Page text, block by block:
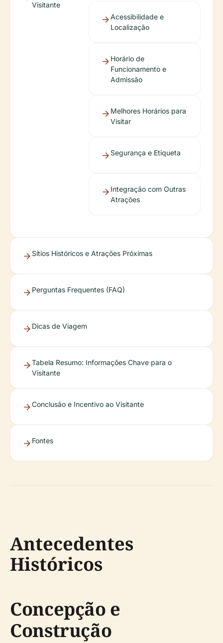
Visitante
Acessibilidade e
Localização
Horário de
Funcionamento e
Admissão
Melhores Horários para
Visitar
Segurança e Etiqueta
Integração com Outras
Atrações
Sítios Históricos e Atrações Próximas
Perguntas Frequentes (FAQ)
Dicas de Viagem
Tabela Resumo: Informações Chave para o
Visitante
Conclusão e Incentivo ao Visitante
Fontes
Antecedentes
Históricos
Concepção e
Construção